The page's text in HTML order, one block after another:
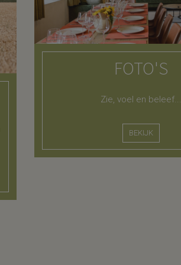
FOTO'S
Zie, voel en beleef...
BEKIJK